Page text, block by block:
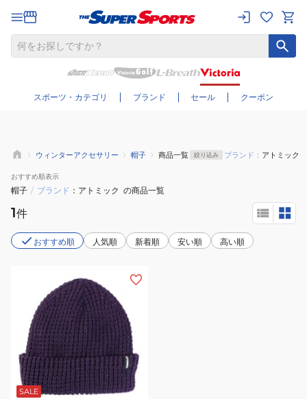
スポーツ・カテゴリ ブランド セール クーポン
さらに絞り込む
ウィンターアクセサリー 帽子 商品一覧 絞り込み ブランド： アトミック
おすすめ順表示
帽子 / ブランド アトミック の商品一覧
1件
おすすめ順 人気順 新着順 安い順 高い順
ALPS
ニ
ッSALE